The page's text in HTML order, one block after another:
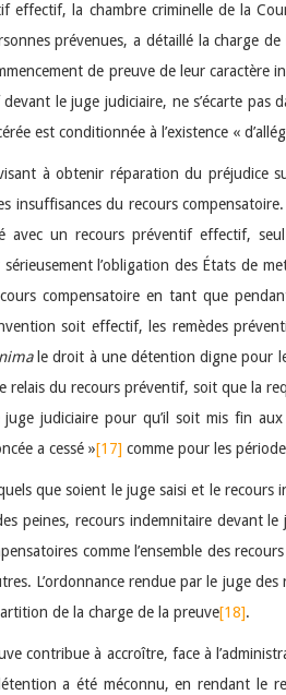
effectif, la chambre criminelle de la
prévenues, a détaillé la charge
de preuve de leur caractère
le juge judiciaire, ne s’écarte pas
est conditionnée à l’existence «
à obtenir réparation du préjudice
insuffisances du recours
un recours préventif effectif,
sérieusement l’obligation des États de
compensatoire en tant que
soit effectif, les remèdes
le droit à une détention digne pour
du recours préventif, soit que la
judiciaire pour qu’il soit mis fin
a cessé »[17] comme pour les
que soient le juge saisi et le
peines, recours indemnitaire devant
comme l’ensemble des
L’ordonnance rendue par le juge des
de la charge de la preuve[18].
contribue à accroître, face à
a été méconnu, en rendant le